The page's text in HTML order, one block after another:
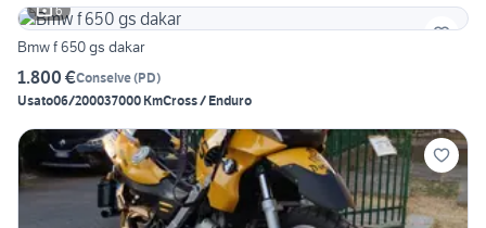
6
Bmw f 650 gs dakar
1.800 €Conselve(PD)
Usato06/200037000 KmCross / Enduro